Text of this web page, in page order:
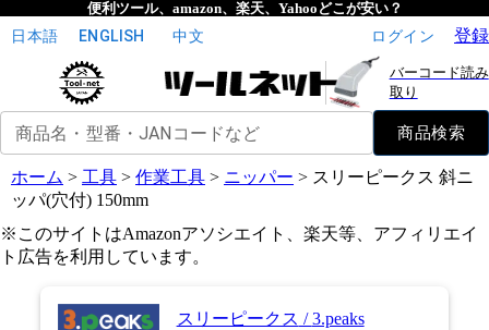
便利ツール、amazon、楽天、Yahooどこが安い？
日本語 ENGLISH 中文 ログイン 登録
バーコード読み
取り
商品名・型番・JANコードなど 商品検索
ホーム > 工具 > 作業工具 > ニッパー > スリーピークス 斜ニ
ッパ(穴付) 150mm
※このサイトはAmazonアソシエイト、楽天等、アフィリエイ
ト広告を利用しています。
スリーピークス /3.peaks